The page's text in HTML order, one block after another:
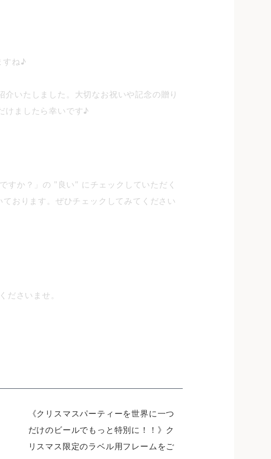
すね♪
いたしました。大切なお祝いや記念の贈り
けましたら幸いです♪
か？」の "良い" にチェックしていただく
おります。ぜひチェックしてみてください
さいませ。
《クリスマスパーティーを世界に一つ
だけのビールでもっと特別に！！》ク
リスマス限定のラベル用フレームをご